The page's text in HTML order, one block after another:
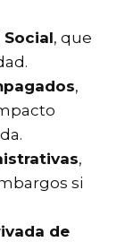
Social, que
,
,
si
de